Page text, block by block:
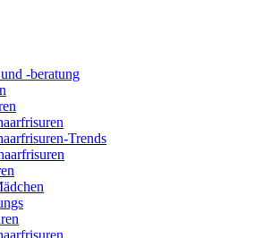
-beratung
Trends